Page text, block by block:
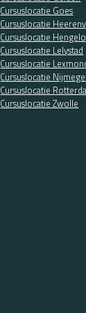
Cursuslocatie Goes
Cursuslocatie
Cursuslocatie
Cursuslocatie Lelystad
Cursuslocatie
Cursuslocatie
Cursuslocatie
Cursuslocatie Zwolle